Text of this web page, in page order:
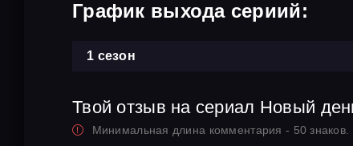
График выхода сериий:
1 сезон
Твой отзыв на сериал Новый
Минимальная длина комментария - 50